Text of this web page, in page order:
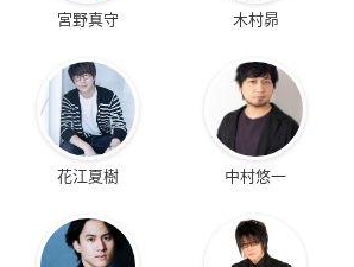
宮野真守 木村昴
花江夏樹 中村悠一